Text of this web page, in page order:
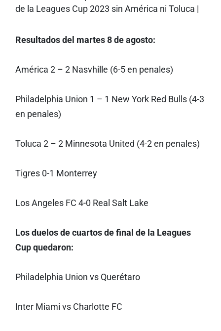
Resultados del martes 8 de agosto:
América 2 – 2 Nasvhille (6-5 en penales)
Philadelphia Union 1 – 1 New York Red Bulls (4-3
en penales)
Toluca 2 – 2 Minnesota United (4-2 en penales)
Tigres 0-1 Monterrey
Los Angeles FC 4-0 Real Salt Lake
Los duelos de cuartos de final de la Leagues
Cup quedaron:
Philadelphia Union vs Querétaro
Inter Miami vs Charlotte FC